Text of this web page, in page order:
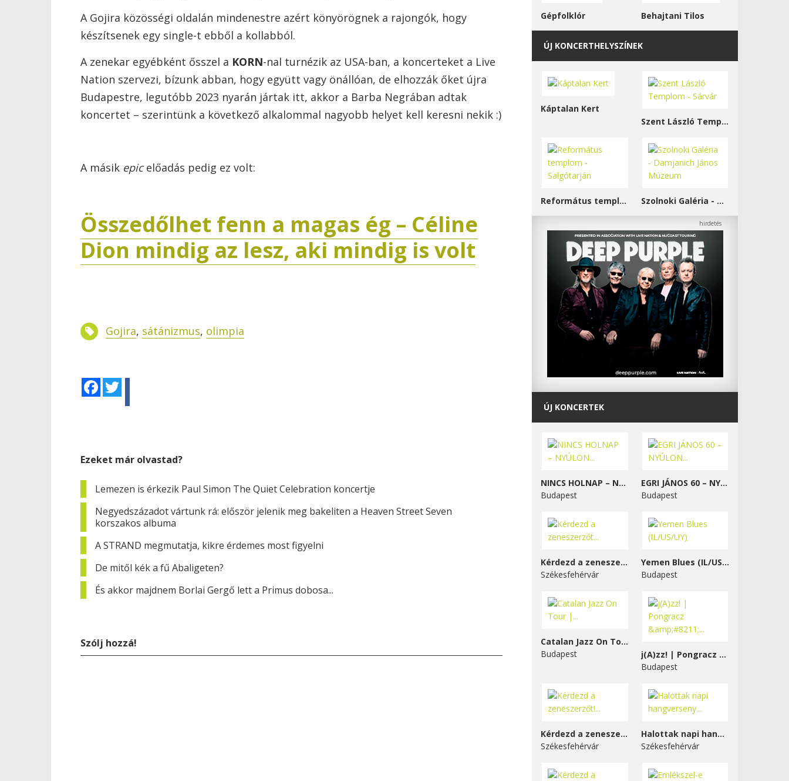
A Gojira közösségi oldalán mindenestre azért könyörögnek a rajongók, hogy
készítsenek egy single-t ebből a kollabból.
A zenekar egyébként ősszel a KORN-nal turnézik az USA-ban, a koncerteket a Live
Nation szervezi, bízunk abban, hogy együtt vagy önállóan, de elhozzák őket újra
Budapestre, legutóbb 2023 nyarán jártak itt, akkor a Barba Negrában adtak
koncertet – szerintünk a következő alkalommal nagyobb helyet kell keresni nekik :)
A másik epicelőadás pedig ez volt:
Összedőlhet fenn a magas ég – Céline
Dion mindig az lesz, aki mindig is volt
Gojira, sátánizmus, olimpia
Facebook
Ezeket már olvastad?
Lemezen is érkezik Paul Simon The Quiet Celebration koncertje
Negyedszázadot vártunk rá: először jelenik meg bakeliten a Heaven Street Seven
korszakos albuma
A STRAND megmutatja, kikre érdemes most figyelni
De mitől kék a fű Abaligeten?
És akkor majdnem Borlai Gergő lett a Primus dobosa...
Szólj hozzá!
Gépfolklór Behajtani Tilos
ÚJ KONCERTHELYSZÍNEK
Káptalan Kert
Szent László Templom - Sárvár
Református templom - Salgótarján Szolnoki Galéria - Damjanich János Múzeum
ÚJ KONCERTEK
NINCS HOLNAP – NYÚLON...
Budapest
EGRI JÁNOS 60 – NYÚLON...
Budapest
Kérdezd a zeneszerzőt...
Székesfehérvár
Yemen Blues (IL/US/UY)
Budapest
Catalan Jazz On Tour |...
Budapest
j(A)zz! | Pongracz &#8211;...
Budapest
Kérdezd a zeneszerzőt!...
Székesfehérvár
Halottak napi hangverseny...
Székesfehérvár